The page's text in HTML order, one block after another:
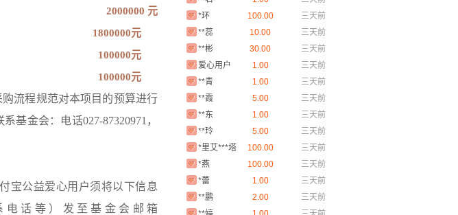
2000000 元
1800000元
100000元
100000元
流程规范对本项目的预算进行
基金会：电话027-87320971，
宝公益爱心用户须将以下信息
电话等）发至基金会邮箱
*环
100.00
三天前
**蕊
10.00
三天前
**彬
30.00
三天前
爱心用户
1.00
三天前
**青
1.00
三天前
**霞
5.00
三天前
**东
1.00
三天前
**玲
5.00
三天前
*里艾***塔
100.00
三天前
*燕
100.00
三天前
*蕾
1.00
三天前
**鹏
2.00
三天前
**婷
1.00
三天前